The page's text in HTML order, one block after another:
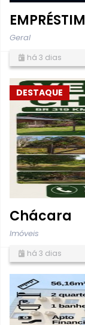
Geral
há 3 dias
DESTAQUE
Chácara
Imóveis
há 3 dias